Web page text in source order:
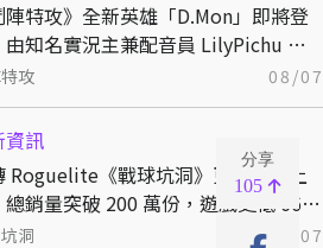
陣特攻》全新英雄「D.Mon」即將登
由知名實況主兼配音員 LilyPichu 跨
演出！
攻 08/07
資訊
Roguelite《戰球坑洞》更新免費上
總銷量突破 200 萬份，遊戲史低 66
中
洞 08/07
分享
105